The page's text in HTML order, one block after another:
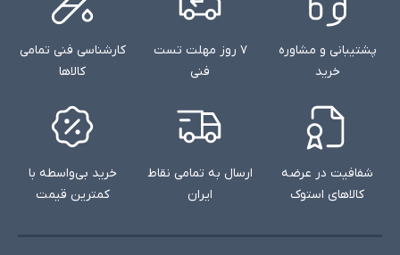
پشتیبانی و مشاوره
خرید
۷ روز مهلت تست
فنی
کارشناسی فنی تمامی
کالاها
شفافیت در عرضه
کالاهای استوک
ارسال به تمامی نقاط
ایران
خرید بی‌واسطه با
کمترین قیمت